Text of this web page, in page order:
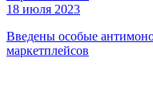
18 июля 2023
Введены особые
маркетплейсов